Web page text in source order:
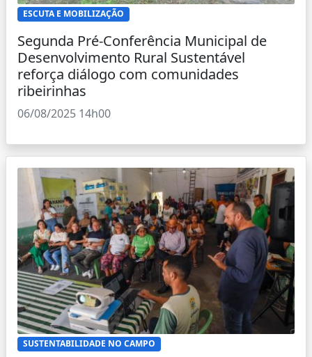
ESCUTA E MOBILIZAÇÃO
Segunda Pré-Conferência Municipal de
Desenvolvimento Rural Sustentável
reforça diálogo com comunidades
ribeirinhas
06/08/2025 14h00
SUSTENTABILIDADE NO CAMPO